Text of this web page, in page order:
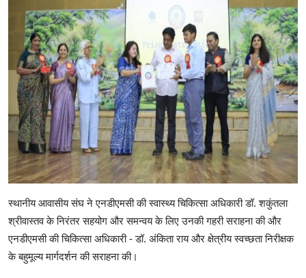
स्थानीय आवासीय संघ ने एनडीएमसी की स्वास्थ्य चिकित्सा अधिकारी डॉ. शकुंतला
श्रीवास्तव के निरंतर सहयोग और समन्वय के लिए उनकी गहरी सराहना की और
एनडीएमसी की चिकित्सा अधिकारी - डॉ. अंकिता राय और क्षेत्रीय स्वच्छता निरीक्षक
के बहुमूल्य मार्गदर्शन की सराहना की।